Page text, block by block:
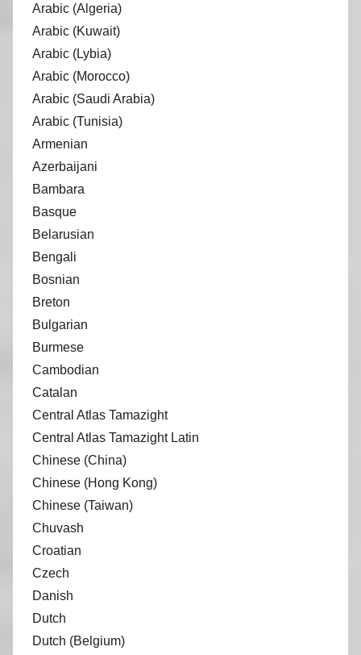
Arabic (Algeria)
Arabic (Kuwait)
Arabic (Lybia)
Arabic (Morocco)
Arabic (Saudi Arabia)
Arabic (Tunisia)
Armenian
Azerbaijani
Bambara
Basque
Belarusian
Bengali
Bosnian
Breton
Bulgarian
Burmese
Cambodian
Catalan
Central Atlas Tamazight
Central Atlas Tamazight Latin
Chinese (China)
Chinese (Hong Kong)
Chinese (Taiwan)
Chuvash
Croatian
Czech
Danish
Dutch
Dutch (Belgium)